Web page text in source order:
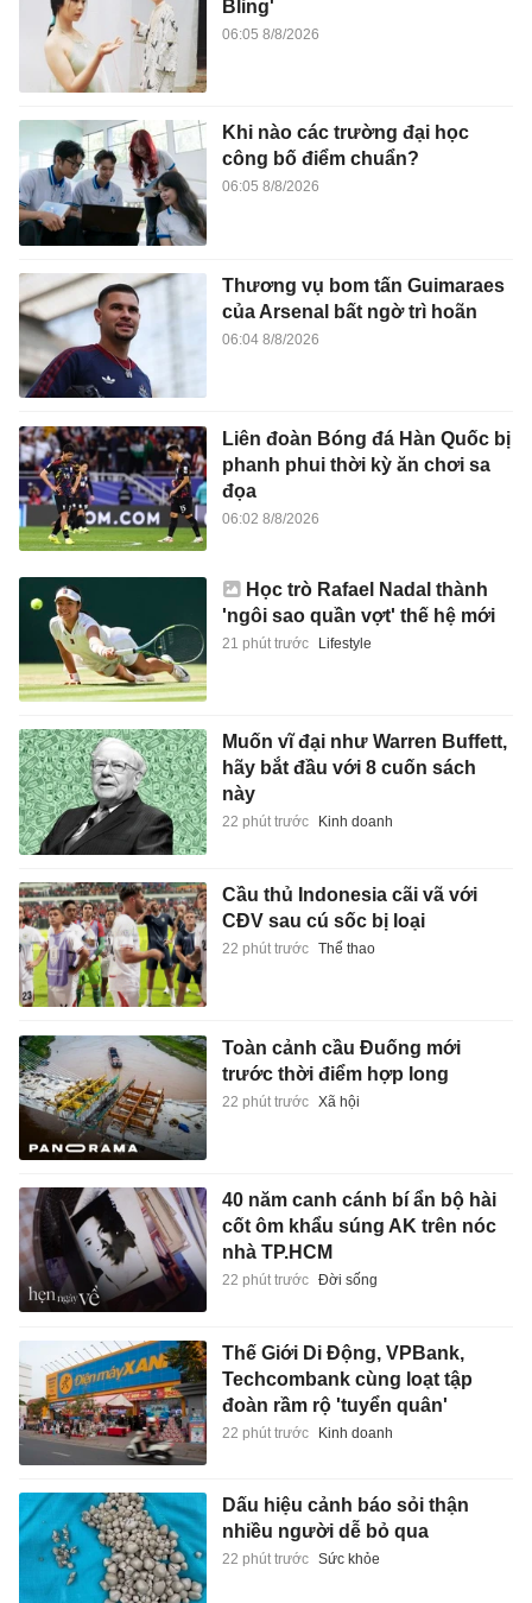
Bling'
06:05 8/8/2026
Khi nào các trường đại học
công bố điểm chuẩn?
06:05 8/8/2026
Thương vụ bom tấn Guimaraes
của Arsenal bất ngờ trì hoãn
06:04 8/8/2026
Liên đoàn Bóng đá Hàn Quốc bị
phanh phui thời kỳ ăn chơi sa
đọa
06:02 8/8/2026
Học trò Rafael Nadal thành
'ngôi sao quần vợt' thế hệ mới
21 phút trước Lifestyle
Muốn vĩ đại như Warren Buffett,
hãy bắt đầu với 8 cuốn sách
này
22 phút trước Kinh doanh
Cầu thủ Indonesia cãi vã với
CĐV sau cú sốc bị loại
22 phút trước Thể thao
Toàn cảnh cầu Đuống mới
trước thời điểm hợp long
22 phút trước Xã hội
40 năm canh cánh bí ẩn bộ hài
cốt ôm khẩu súng AK trên nóc
nhà TP.HCM
22 phút trước Đời sống
Thế Giới Di Động, VPBank,
Techcombank cùng loạt tập
đoàn rầm rộ 'tuyển quân'
22 phút trước Kinh doanh
Dấu hiệu cảnh báo sỏi thận
nhiều người dễ bỏ qua
22 phút trước Sức khỏe